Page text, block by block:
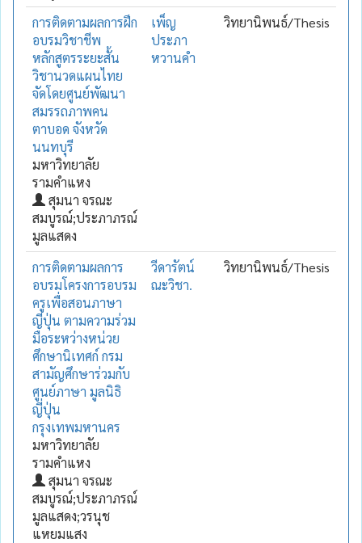
การติดตามผลการฝึก
อบรมวิชาชีพ
หลักสูตรระยะสั้น
วิชานวดแผนไทย
จัดโดยศูนย์พัฒนา
สมรรถภาพคน
ตาบอด จังหวัด
นนทบุรี
มหาวิทยาลัย
รามคำแหง
สุมนา จรณะ
สมบูรณ์;ประภาภรณ์
มูลแสดง
เพ็ญ
ประภา
หวานคำ
วิทยานิพนธ์/Thesis
การติดตามผลการ
อบรมโครงการอบรม
ครูเพื่อสอนภาษา
ญี่ปุ่น ตามความร่วม
มือระหว่างหน่วย
ศึกษานิเทศก์ กรม
สามัญศึกษาร่วมกับ
ศูนย์ภาษา มูลนิธิ
ญี่ปุ่น
กรุงเทพมหานคร
มหาวิทยาลัย
รามคำแหง
สุมนา จรณะ
สมบูรณ์;ประภาภรณ์
มูลแสดง;วรนุช
แหยมแสง
วีดารัตน์
ณะวิชา.
วิทยานิพนธ์/Thesis